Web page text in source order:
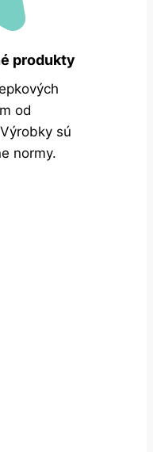
produkty
od
sú
normy.